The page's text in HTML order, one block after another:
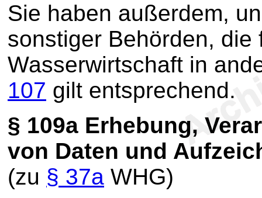
Sie haben außerdem,
sonstiger Behörden,
Wasserwirtschaft in
107 gilt entsprechend.
§ 109a Erhebung,
von Daten und
(zu § 37a WHG)